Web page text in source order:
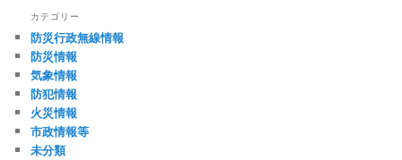
カテゴリー
防災行政無線情報
防災情報
気象情報
防犯情報
火災情報
市政情報等
未分類